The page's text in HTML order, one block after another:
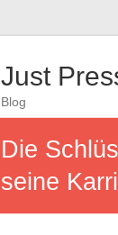
Just
Blog
Die
seine